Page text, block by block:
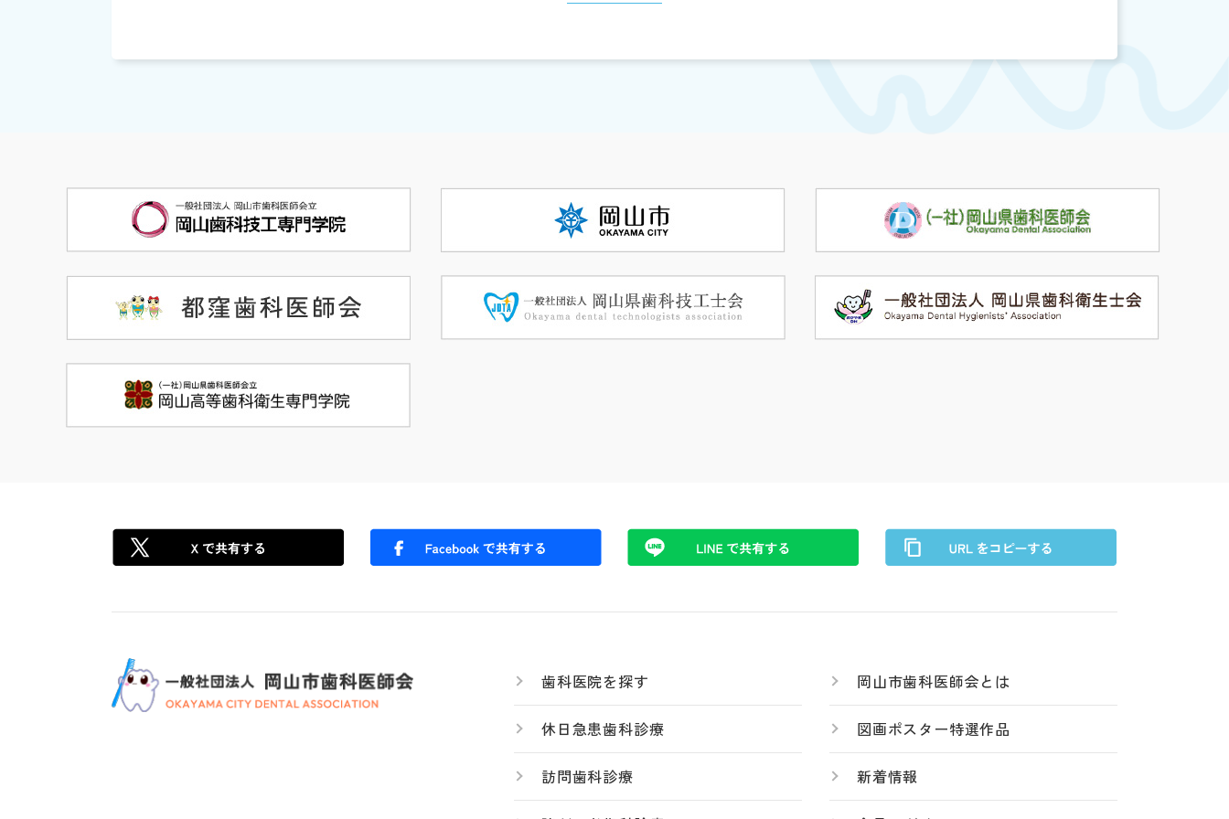
歯科医院を探す
休日急患歯科診療
訪問歯科診療
岡山市歯科医師会とは
図画ポスター特選作品
新着情報